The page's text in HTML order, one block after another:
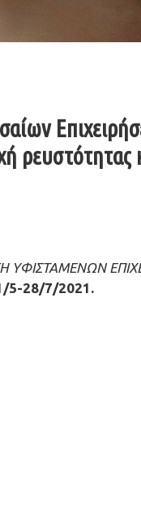
ρευστότητας
ΥΦΙΣΤΑΜΕΝΩΝ
5-28/7/2021.